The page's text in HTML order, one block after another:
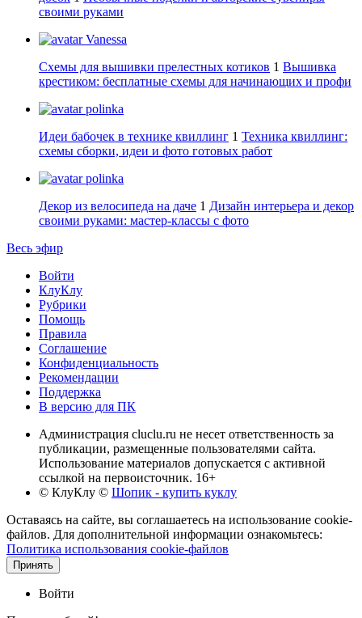
своими руками
Vanessa
Схемы для вышивки прелестных котиков 1 Вышивка
крестиком: бесплатные схемы для начинающих и профи
polinka
Идеи бабочек в технике квиллинг 1 Техника квиллинг:
схемы сборки, идеи и фото готовых работ
polinka
Декор из велосипеда на даче 1 Дизайн интерьера и декор
своими руками: мастер-классы с фото
Весь эфир
Войти
КлуКлу
Рубрики
Помощь
Правила
Соглашение
Конфиденциальность
Рекомендации
Поддержка
В версию для ПК
Администрация cluclu.ru не несет ответственность за
публикации, размещенные пользователями сайта.
Использование материалов допускается с активной
ссылкой на первоисточник. 16+
© КлуКлу © Шопик - купить куклу
Оставаясь на сайте, вы соглашаетесь на использование cookie-
файлов. Для дополнительной информации ознакомьтесь:
Политика использования cookie-файлов
Принять
Войти